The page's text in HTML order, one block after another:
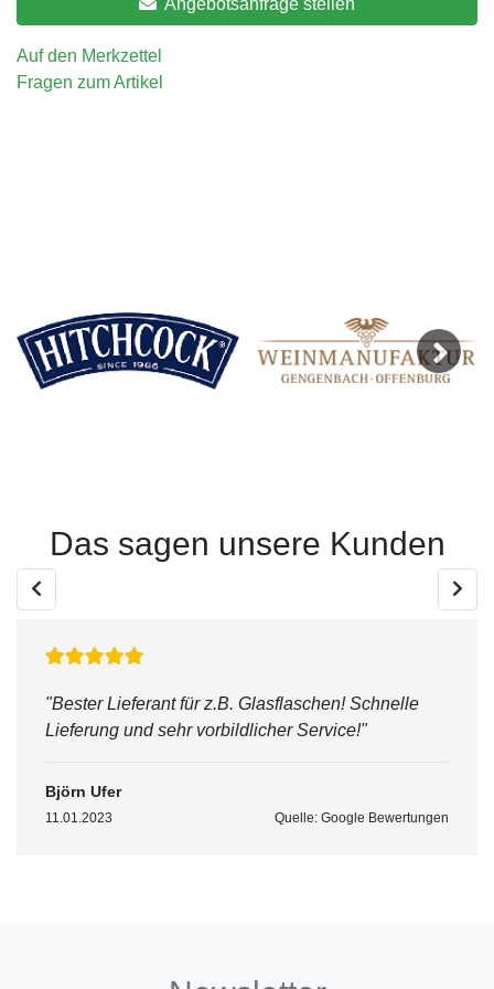
Angebotsanfrage stellen
Auf den Merkzettel
Fragen zum Artikel
Das sagen unsere Kunden
"Bester Lieferant für z.B. Glasflaschen! Schnelle
Lieferung und sehr vorbildlicher Service!"
Björn Ufer
11.01.2023 Quelle: Google Bewertungen